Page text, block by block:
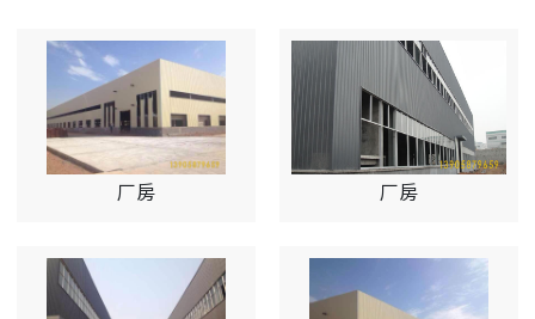
厂房 厂房